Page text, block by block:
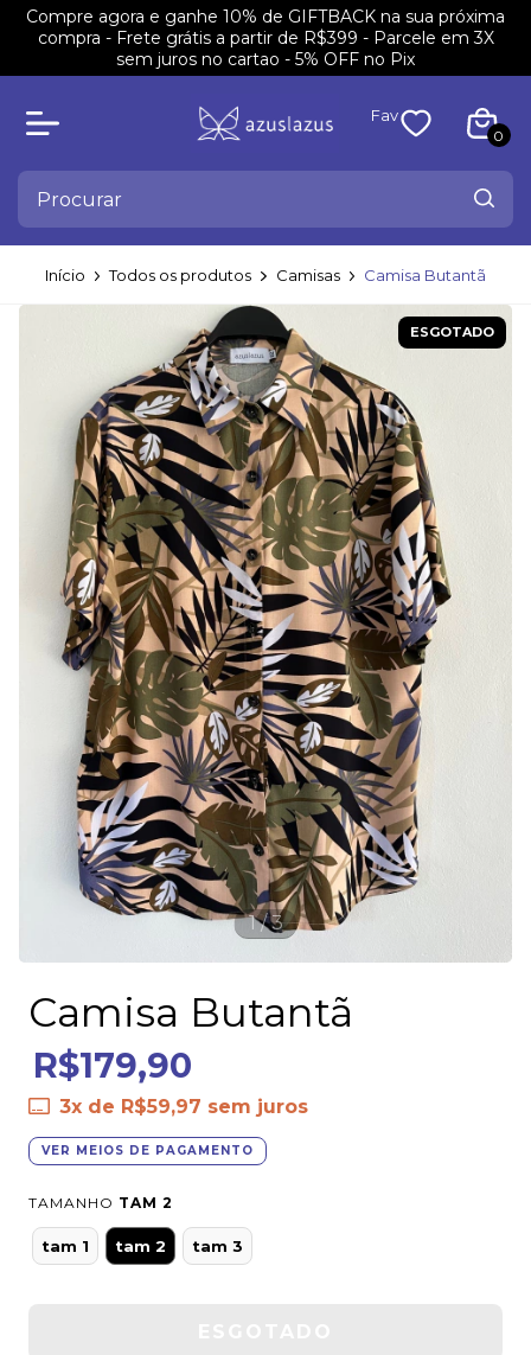
Compre agora e ganhe 10% de GIFTBACK na sua próxima
compra - Frete grátis a partir de R$399 - Parcele em 3X
sem juros no cartao - 5% OFF no Pix
Fav
0
Início Todos os produtos Camisas Camisa Butantã
ESGOTADO
1/3
Camisa Butantã
R$179,90
3x de R$59,97 sem juros
VER MEIOS DE PAGAMENTO
TAMANHO TAM 2
tam 1 tam 2 tam 3